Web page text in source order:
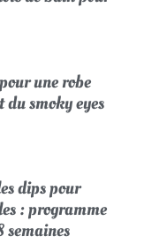
une robe
smoky eyes
dips pour
: programme
semaines